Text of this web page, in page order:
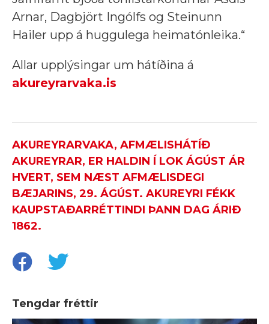
Arnar, Dagbjört Ingólfs og Steinunn
Hailer upp á huggulega heimatónleika.“
Allar upplýsingar um hátíðina á
akureyrarvaka.is
AKUREYRARVAKA, AFMÆLISHÁTÍÐ
AKUREYRAR, ER HALDIN Í LOK ÁGÚST ÁR
HVERT, SEM NÆST AFMÆLISDEGI
BÆJARINS, 29. ÁGÚST. AKUREYRI FÉKK
KAUPSTAÐARRÉTTINDI ÞANN DAG ÁRIÐ
1862.
Tengdar fréttir